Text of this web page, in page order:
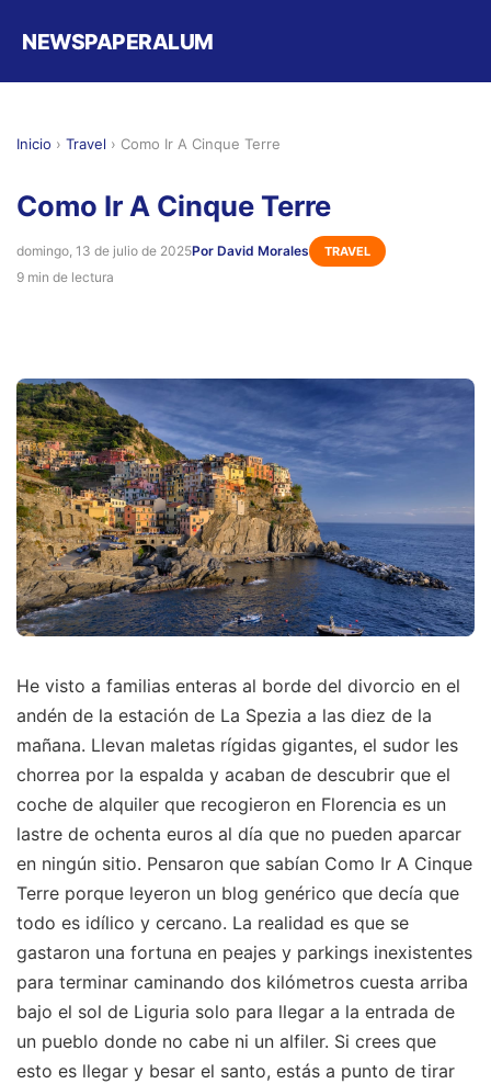
NEWSPAPERALUM
Inicio › Travel › Como Ir A Cinque Terre
Como Ir A Cinque Terre
domingo, 13 de julio de 2025Por David Morales TRAVEL
9 min de lectura
He visto a familias enteras al borde del divorcio en el
andén de la estación de La Spezia a las diez de la
mañana. Llevan maletas rígidas gigantes, el sudor les
chorrea por la espalda y acaban de descubrir que el
coche de alquiler que recogieron en Florencia es un
lastre de ochenta euros al día que no pueden aparcar
en ningún sitio. Pensaron que sabían Como Ir A Cinque
Terre porque leyeron un blog genérico que decía que
todo es idílico y cercano. La realidad es que se
gastaron una fortuna en peajes y parkings inexistentes
para terminar caminando dos kilómetros cuesta arriba
bajo el sol de Liguria solo para llegar a la entrada de
un pueblo donde no cabe ni un alfiler. Si crees que
esto es llegar y besar el santo, estás a punto de tirar